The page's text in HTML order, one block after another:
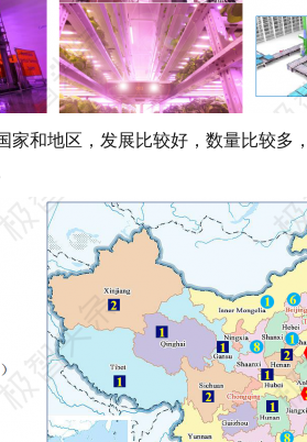
家和地区，发展比较好，数量比较多